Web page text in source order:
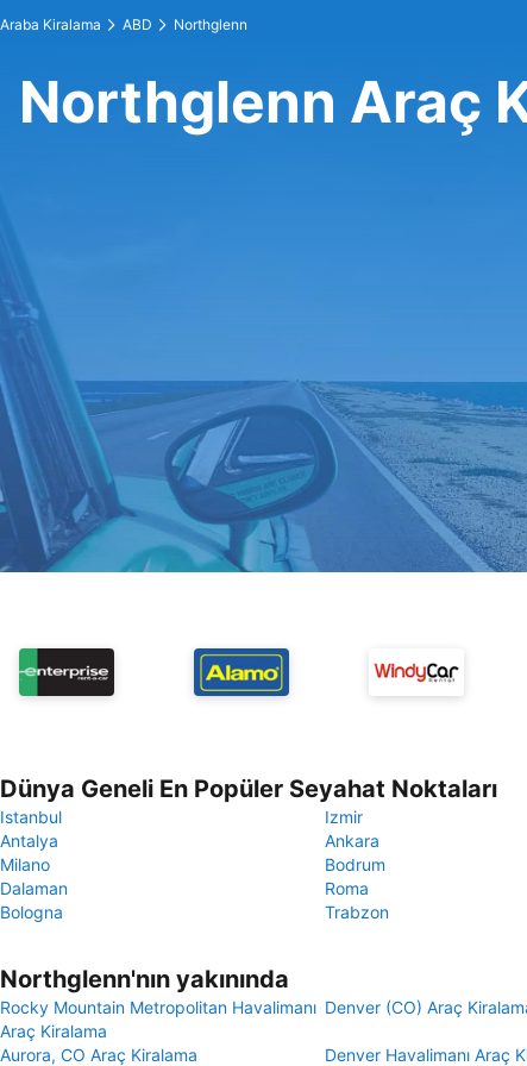
Araba Kiralama ABD Northglenn
Northglenn Araç
Dünya Geneli En Popüler Seyahat Noktaları
Istanbul
Izmir
Antalya
Ankara
Milano
Bodrum
Dalaman
Roma
Bologna
Trabzon
Northglenn'nın yakınında
Rocky Mountain Metropolitan Havalimanı
Araç Kiralama
Denver (CO) Araç
Aurora, CO Araç Kiralama Denver Havalimanı Araç